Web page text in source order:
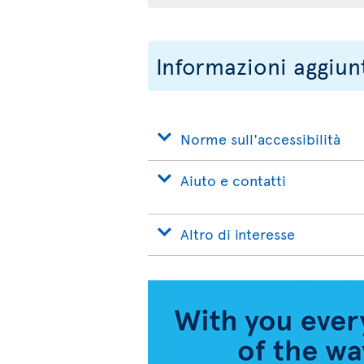
Informazioni
Norme sull'accessibilità
Aiuto e contatti
Altro di interesse